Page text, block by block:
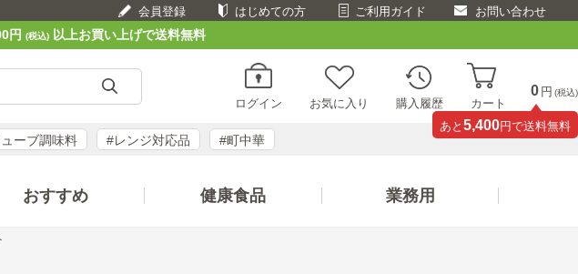
会員登録 はじめての方 ご利用ガイド お問い合わせ
円 (税込)以上お買い上げで送料無料
ログイン お気に入り 購入履歴 カート
0 円 (税込)
あと 5,400円で送料無料
ーブ調味料 #レンジ対応品 #町中華
おすすめ 健康食品 業務用